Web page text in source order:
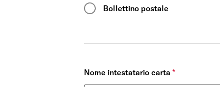
Bollettino postale
Nome intestatario carta *